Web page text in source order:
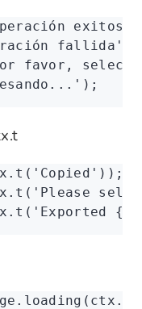
exitosa'
fallida'
favor,
);
.t ( 'Copied' ));
.t ( 'Please
.t ( 'Exported
.loading ( ctx .t